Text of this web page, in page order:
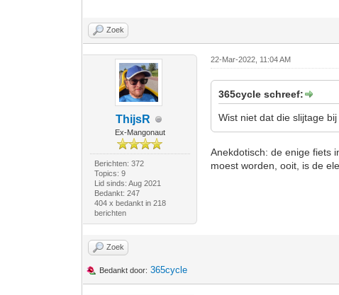
Zoek
ThijsR
Ex-Mangonaut
Berichten: 372
Topics: 9
Lid sinds: Aug 2021
Bedankt: 247
404 x bedankt in 218
berichten
22-Mar-2022, 11:04 AM
365cycle schreef:
Wist niet dat die slijtage
Anekdotisch: de enige fiets
moest worden, ooit, is de
Zoek
Bedankt door: 365cycle